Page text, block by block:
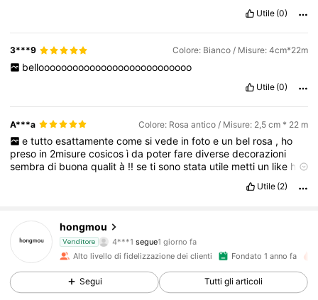
Utile (0)
3***9 Colore: Bianco / Misure: 4cm*22m
bellooooooooooooooooooooooooooo
Utile (0)
A***a Colore: Rosa antico / Misure: 2,5 cm * 22 m
e tutto esattamente come si vede in foto e un bel rosa , ho
preso in 2misurecosicosìda poterfarediversedecorazioni
sembradi buonaqualità !!setisonostata utile metti un like ho
Utile (2)
hongmou
Venditore
4***1
i***asta navigando
4.92
17K Follower
Alto livello di fidelizzazione dei clienti Fondato 1 anno fa
Segui Tutti gli articoli